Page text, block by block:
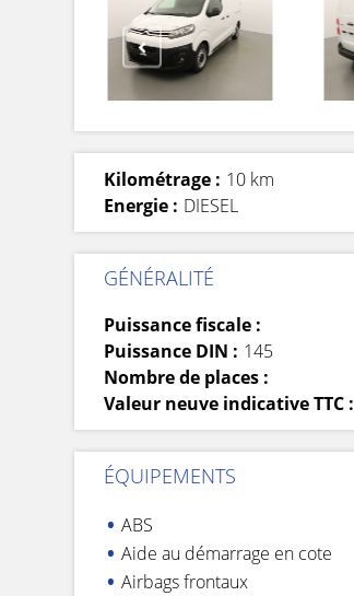
Kilométrage : 10 km
Energie : DIESEL
GÉNÉRALITÉ
Puissance fiscale :
Puissance DIN : 145
Nombre de places :
Valeur neuve indicative TTC :
ÉQUIPEMENTS
ABS
Aide au démarrage en cote
Airbags frontaux